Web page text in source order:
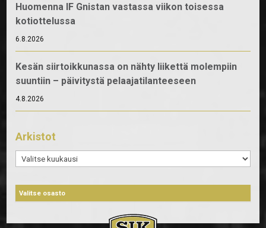
Huomenna IF Gnistan vastassa viikon toisessa
kotiottelussa
6.8.2026
Kesän siirtoikkunassa on nähty liikettä molempiin
suuntiin – päivitystä pelaajatilanteeseen
4.8.2026
Arkistot
Arkistot